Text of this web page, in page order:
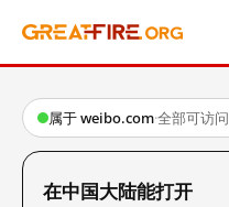
属于 weibo.com·全部可访问
在中国大陆能打开